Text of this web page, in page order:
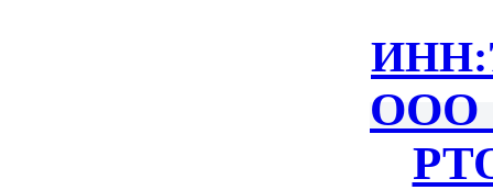
ИНН:
ООО